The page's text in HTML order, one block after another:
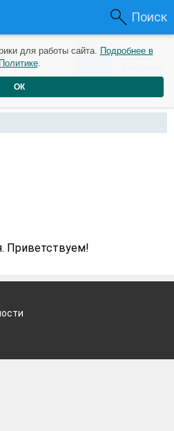
Поиск
назад 0 0
Приветствуем!
для работы сайта. Подробнее в
Политике.
ОК